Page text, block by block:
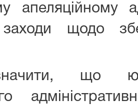
апеляційному
заходи щодо
що